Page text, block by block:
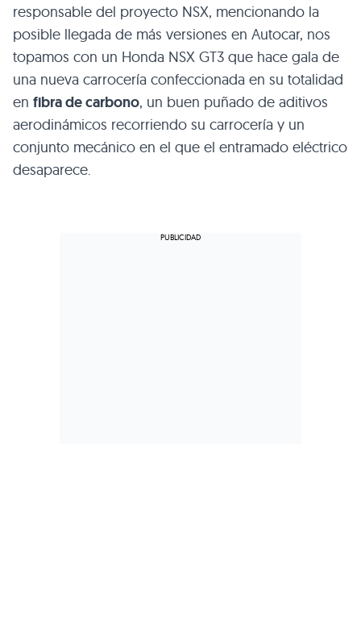
responsable del proyecto NSX, mencionando la
posible llegada de más versiones en Autocar, nos
topamos con un Honda NSX GT3 que hace gala de
una nueva carrocería confeccionada en su totalidad
en fibra de carbono, un buen puñado de aditivos
aerodinámicos recorriendo su carrocería y un
conjunto mecánico en el que el entramado eléctrico
desaparece.